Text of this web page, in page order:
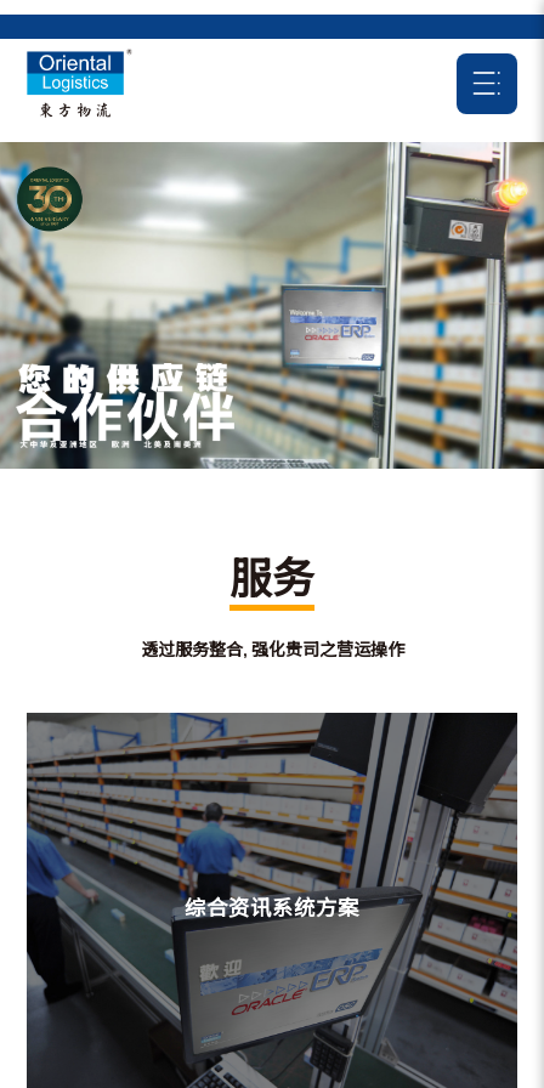
服务
透过服务整合, 强化贵司之营运操作
综合资讯系统方案